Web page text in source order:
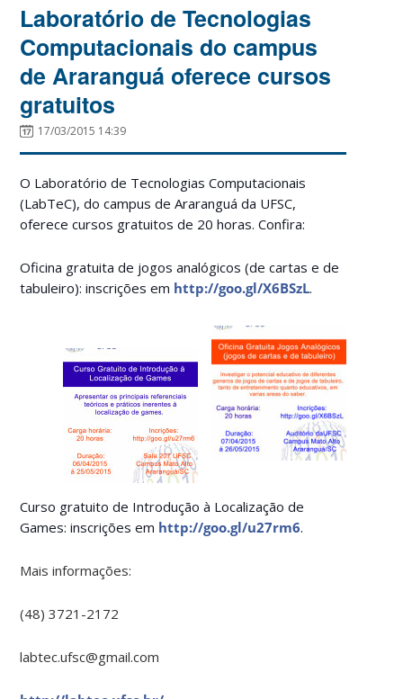
Laboratório de Tecnologias
Computacionais do campus
de Araranguá oferece cursos
gratuitos
17/03/2015 14:39
O Laboratório de Tecnologias Computacionais
(LabTeC), do campus de Araranguá da UFSC,
oferece cursos gratuitos de 20 horas. Confira:
Oficina gratuita de jogos analógicos (de cartas e de
tabuleiro): inscrições em http://goo.gl/X6BSzL.
Curso gratuito de Introdução à Localização de
Games: inscrições em http://goo.gl/u27rm6.
Mais informações:
(48) 3721-2172
labtec.ufsc@gmail.com